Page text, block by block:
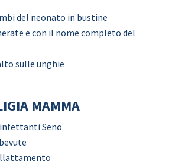
del neonato in bustine
e con il nome completo del
sulle unghie
MAMMA
Seno